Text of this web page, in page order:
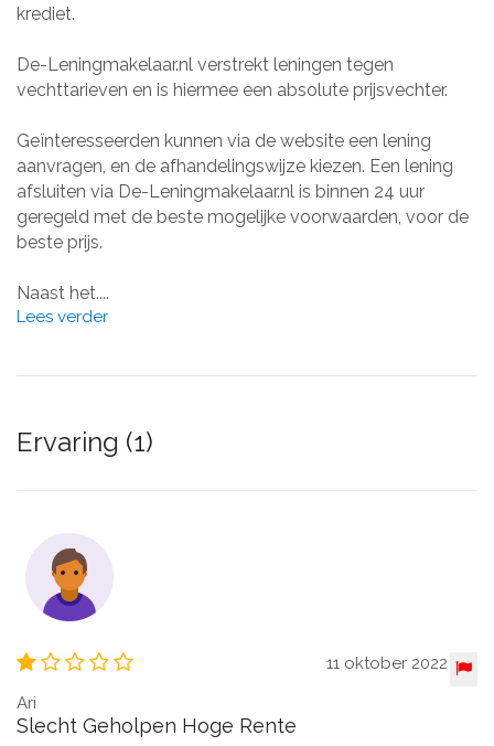
krediet.
De-Leningmakelaar.nl verstrekt leningen tegen
vechttarieven en is hiermee een absolute prijsvechter.
Geïnteresseerden kunnen via de website een lening
aanvragen, en de afhandelingswijze kiezen. Een lening
afsluiten via De-Leningmakelaar.nl is binnen 24 uur
geregeld met de beste mogelijke voorwaarden, voor de
beste prijs.
Naast het....
Lees verder
Ervaring (1)
11 oktober 2022
Ari
Slecht Geholpen Hoge Rente